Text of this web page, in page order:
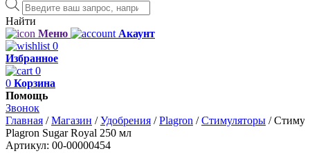
Поиск
товаров
Найти
Меню
Акаунт
0
Избранное
0
0 Корзина
Помощь
Звонок
Главная /Магазин /Удобрения /Plagron /Стимуляторы /
Plagron Sugar Royal 250 мл
Артикул: 00-00000454